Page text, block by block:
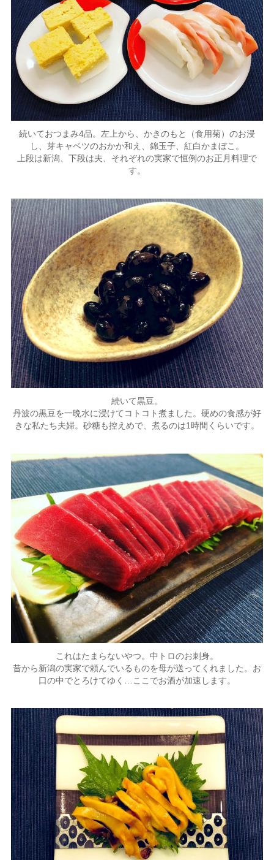
続いておつまみ4品。左上から、かきのもと（食用菊）のお浸
し、芽キャベツのおかか和え、錦玉子、紅白かまぼこ。
上段は新潟、下段は夫、それぞれの実家で恒例のお正月料理で
す。
続いて黒豆。
丹波の黒豆を一晩水に浸けてコトコト煮ました。硬めの食感が好
きな私たち夫婦。砂糖も控えめで、煮るのは1時間くらいです。
これはたまらないやつ。中トロのお刺身。
昔から新潟の実家で頼んでいるものを母が送ってくれました。お
口の中でとろけてゆく…ここでお酒が加速します。